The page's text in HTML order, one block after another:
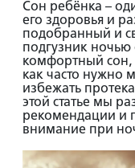
Сон ребёнка –
его здоровья и
подобранный и
подгузник ночью
комфортный сон,
как часто нужно
избежать
этой статье мы
рекомендации и
внимание при